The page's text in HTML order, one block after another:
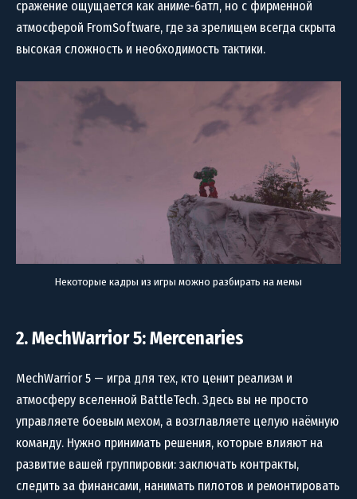
сражение ощущается как аниме-батл, но с фирменной
атмосферой FromSoftware, где за зрелищем всегда скрыта
высокая сложность и необходимость тактики.
Некоторые кадры из игры можно разбирать на мемы
2. MechWarrior 5: Mercenaries
MechWarrior 5 — игра для тех, кто ценит реализм и
атмосферу вселенной BattleTech. Здесь вы не просто
управляете боевым мехом, а возглавляете целую наёмную
команду. Нужно принимать решения, которые влияют на
развитие вашей группировки: заключать контракты,
следить за финансами, нанимать пилотов и ремонтировать